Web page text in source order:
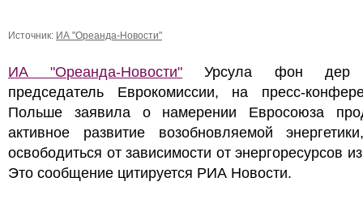
Источник: ИА "Ореанда-Новости"
ИА "Ореанда-Новости" Урсула фон дер
председатель Еврокомиссии, на пресс-
Польше заявила о намерении Евросоюза
активное развитие возобновляемой
освободиться от зависимости от энергоресурсов
Это сообщение цитируется РИА Новости.